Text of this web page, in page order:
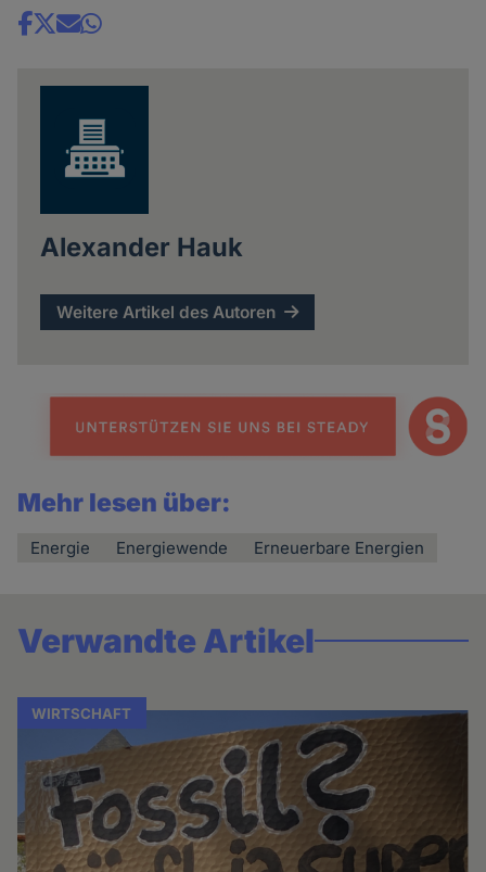
Share
Alexander Hauk
Weitere Artikel des Autoren
Mehr lesen über:
Energie Energiewende Erneuerbare Energien
Verwandte Artikel
WIRTSCHAFT